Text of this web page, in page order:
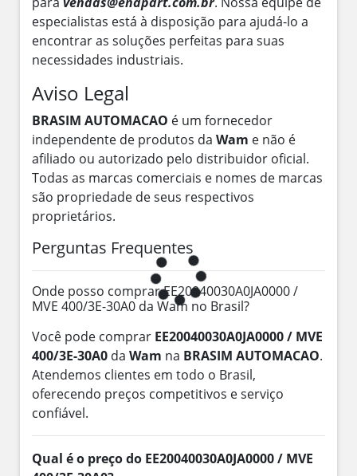
especialistas está à disposição para ajudá-lo a
encontrar as soluções perfeitas para suas
necessidades industriais.
Aviso Legal
BRASIM AUTOMACAO é um fornecedor
independente de produtos da Wam e não é
afiliado ou autorizado pelo distribuidor oficial.
Todas as marcas comerciais e nomes de marcas
são propriedade de seus respectivos
proprietários.
Perguntas Frequentes
Onde posso comprar EE20040030A0JA0000 /
MVE 400/3E-30A0 da Wam no Brasil?
Você pode comprar EE20040030A0JA0000 / MVE
400/3E-30A0 da Wam na BRASIM AUTOMACAO.
Atendemos clientes em todo o Brasil,
oferecendo preços competitivos e serviço
confiável.
Qual é o preço do EE20040030A0JA0000 / MVE